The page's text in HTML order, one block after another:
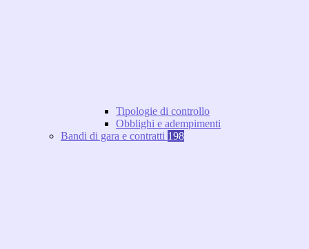
Tipologie di controllo
Obblighi e adempimenti
Bandi di gara e contratti 198